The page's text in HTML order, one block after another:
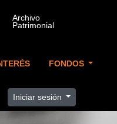
FONDOS
Iniciar sesión